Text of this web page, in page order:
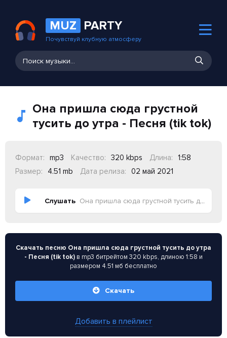
MUZ PARTY
Почувствуй клубную атмосферу
Она пришла сюда грустной
тусить до утра - Песня (tik tok)
Формат: mp3 Качество: 320 kbps Длина:
1:58
Размер:
4.51 mb Дата релиза: 02 май 2021
Слушать Она пришла сюда грустной тусить до утра - Песня (tik tok)
Скачать песню Она пришла сюда грустной тусить до утра
- Песня (tik tok) в mp3 битрейтом 320 kbps, длиною 1:58 и
размером 4.51 мб бесплатно
Скачать
Добавить в плейлист